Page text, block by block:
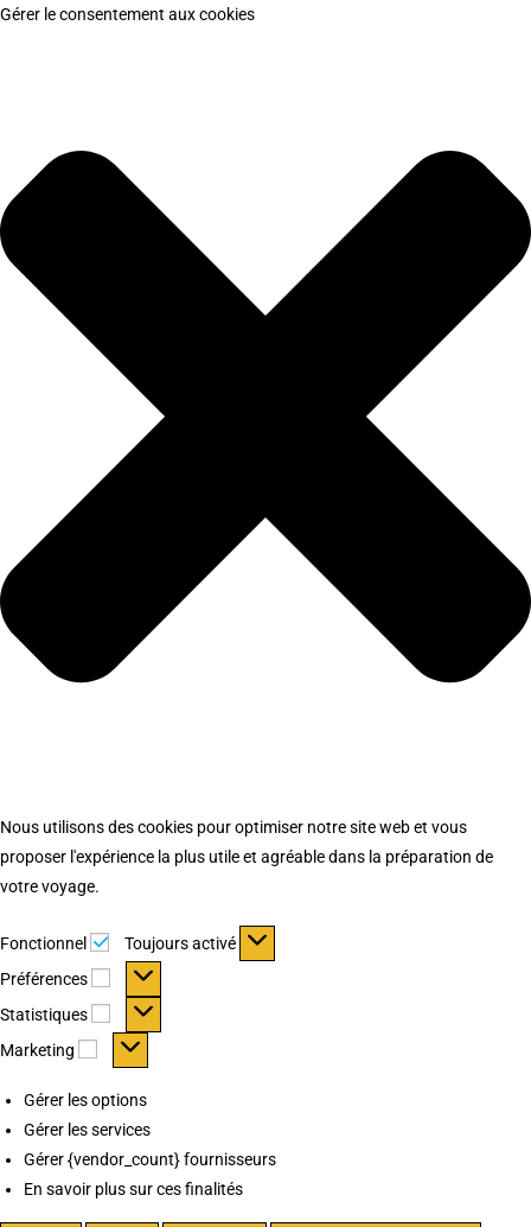
Gérer le consentement aux cookies
Nous utilisons des cookies pour optimiser notre site web et vous
proposer l'expérience la plus utile et agréable dans la préparation de
votre voyage.
Fonctionnel Fonctionnel
Toujours activé
Préférences
Préférences
Statistiques Statistiques
Marketing Marketing
Gérer les options
Gérer les services
Gérer {vendor_count} fournisseurs
En savoir plus sur ces finalités